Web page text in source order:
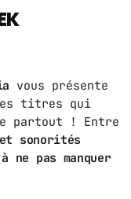
vous présente
titres qui
partout ! Entre
sonorités
ne pas manquer